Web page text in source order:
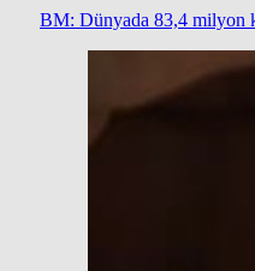
BM: Dünyada 83,4 milyon